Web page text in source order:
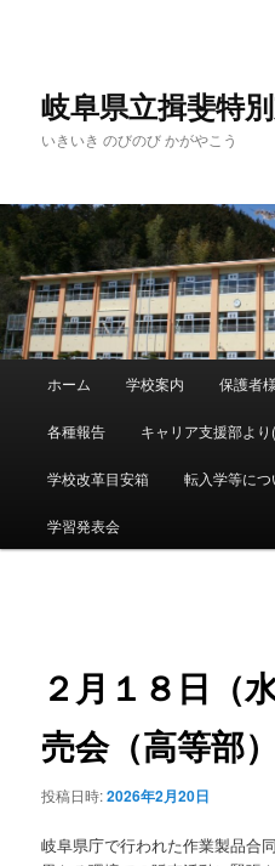
岐阜県立揖斐特
いきいき のびのび かがやこう
メ
イ
ン
ン
ツ
へ
移
ホーム 学校案内 保護者
各種報告 キャリア支援部より
学校改革目安箱 転入学等につ
学習発表会
２月１８日（
売会（高等部）
投稿日時:2026年2月20日
岐阜県庁で行われた作業製品合